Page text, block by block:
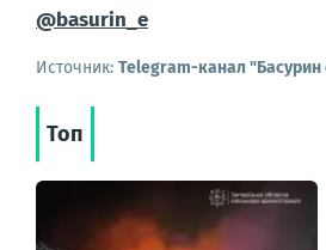
@basurin_e
Источник: Telegram-канал "Басурин
Топ